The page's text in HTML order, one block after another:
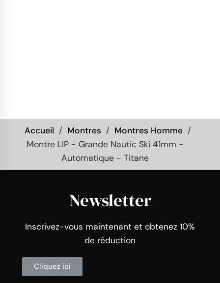
Accueil Montres
Montres Homme
Montre LIP - Grande Nautic Ski 41mm -
Automatique - Titane
Newsletter
Inscrivez-vous maintenant et obtenez 10%
de réduction
Cliquez ici